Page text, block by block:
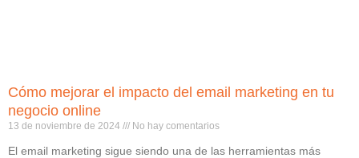
Cómo mejorar el impacto del email marketing en tu
negocio online
13 de noviembre de 2024 No hay comentarios
El email marketing sigue siendo una de las herramientas más